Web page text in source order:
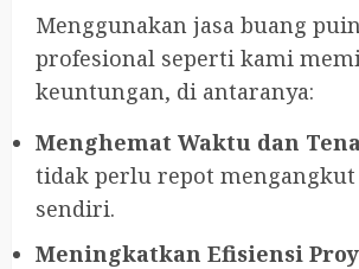
Menggunakan jasa buang
profesional seperti kami
keuntungan, di antaranya:
Menghemat Waktu dan
tidak perlu repot
sendiri.
Meningkatkan Efisiensi